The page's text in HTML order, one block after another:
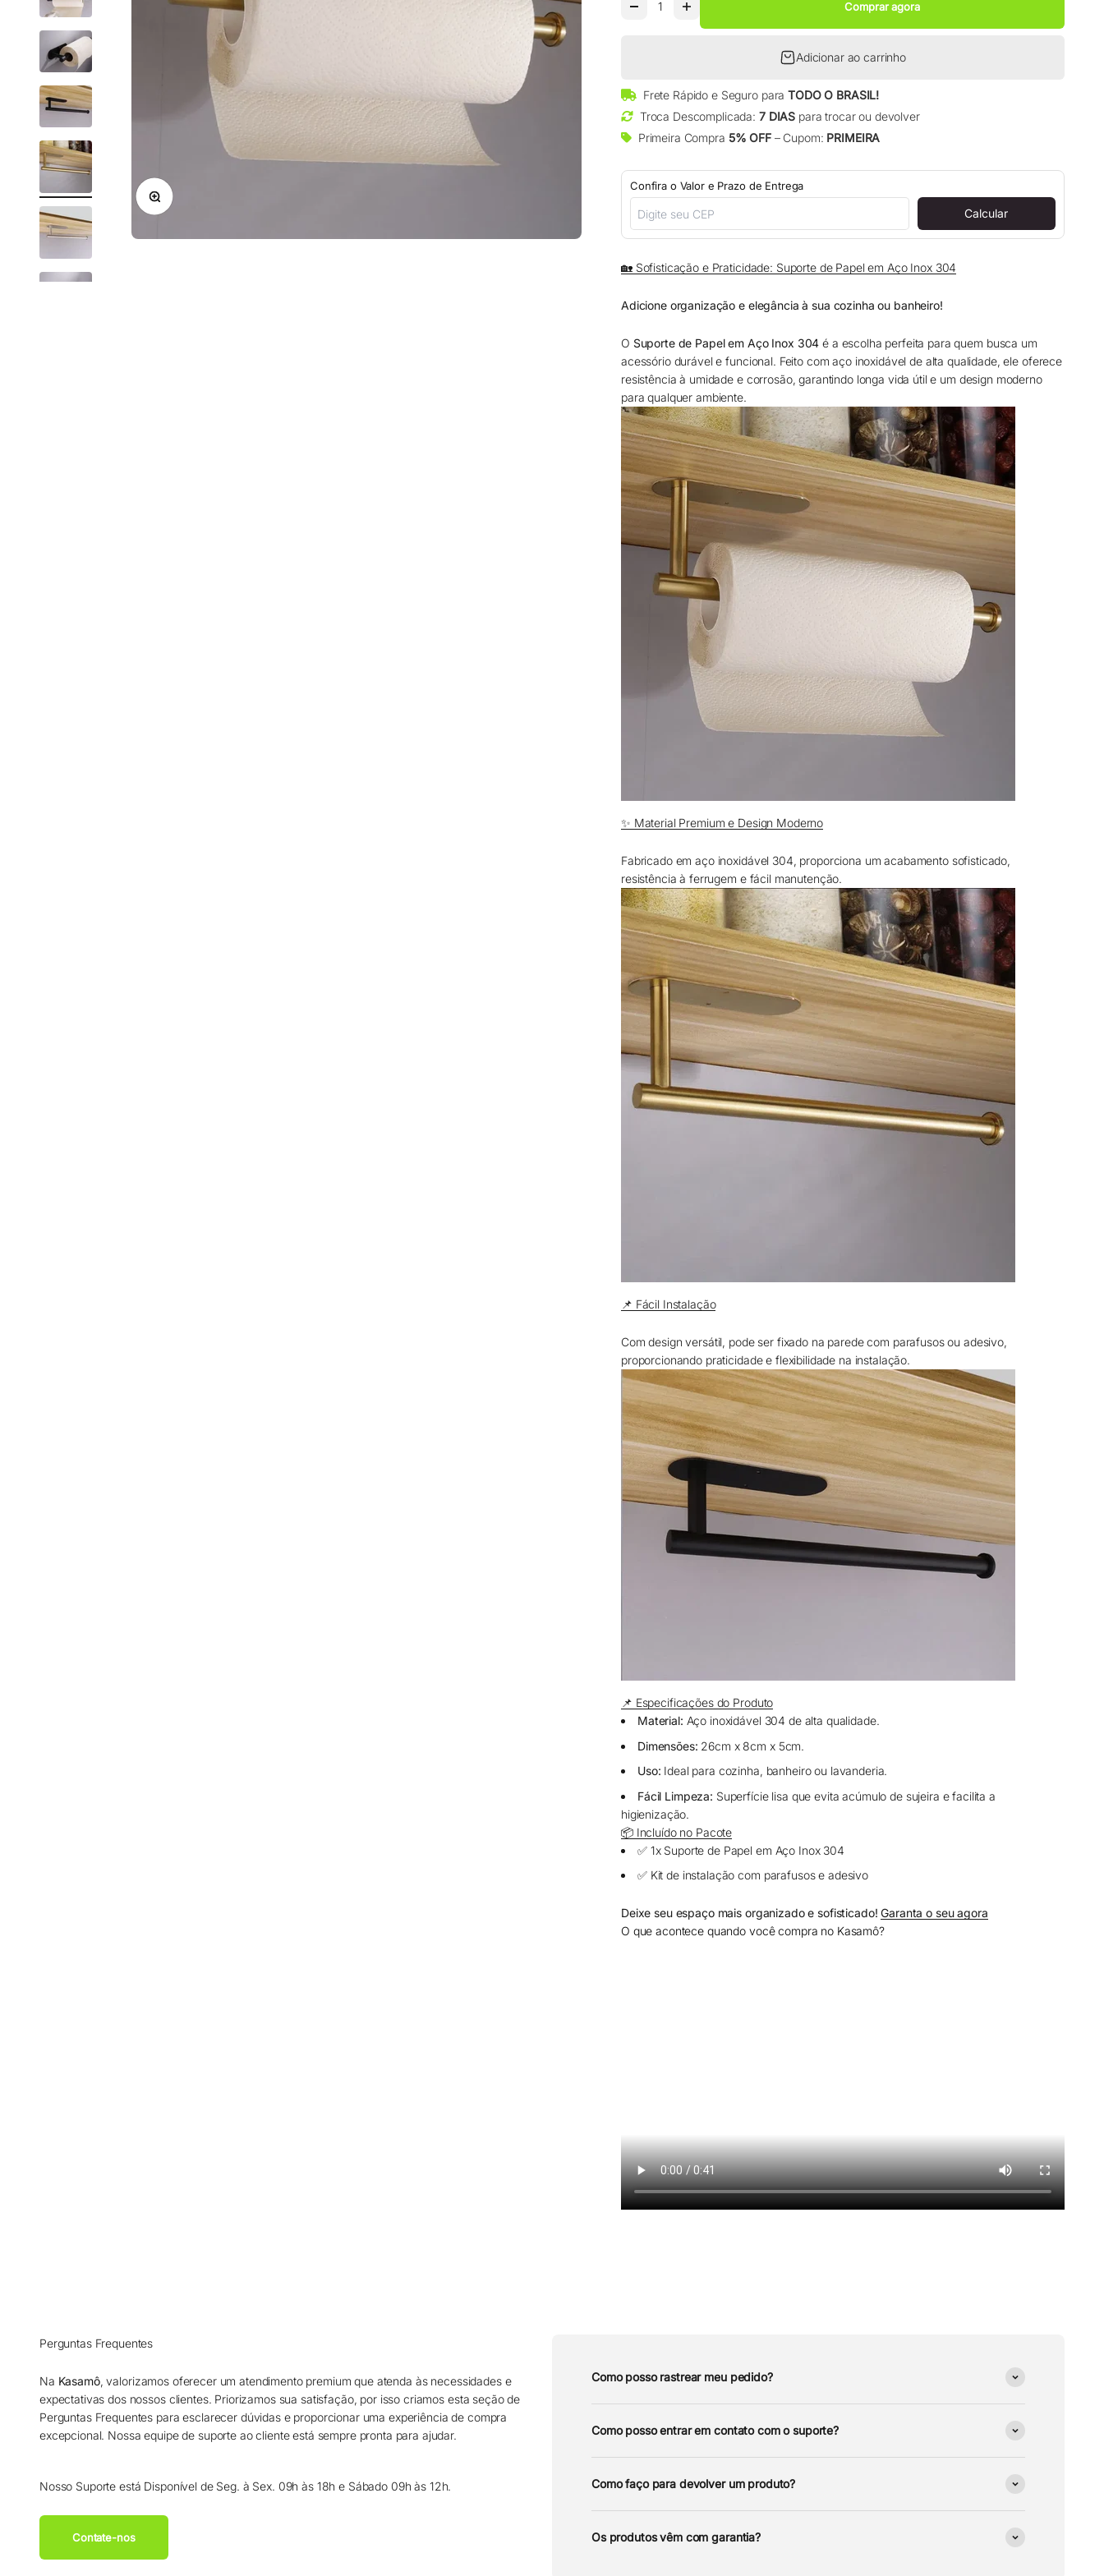
Zoom na imagem
Comprar agora
Adicionar ao carrinho
Frete Rápido e Seguro paraTODO O BRASIL!
Troca Descomplicada: 7 DIAS para trocar ou devolver
Primeira Compra 5% OFF– Cupom: PRIMEIRA
Confira o Valor e Prazo de Entrega
Calcular
🏡 Sofisticação e Praticidade: Suporte de Papel em Aço Inox 304
Adicione organização e elegância à sua cozinha ou banheiro!
O Suporte de Papel em Aço Inox 304 é a escolha perfeita para quem busca um
acessório durável e funcional. Feito com aço inoxidável de alta qualidade, ele oferece
resistência à umidade e corrosão, garantindo longa vida útil e um design moderno
para qualquer ambiente.
✨ Material Premium e Design Moderno
Fabricado em aço inoxidável 304, proporciona um acabamento sofisticado,
resistência à ferrugem e fácil manutenção.
📌 Fácil Instalação
Com design versátil, pode ser fixado na parede com parafusos ou adesivo,
proporcionando praticidade e flexibilidade na instalação.
📌 Especificações do Produto
Material: Aço inoxidável 304 de alta qualidade.
Dimensões: 26cm x 8cm x 5cm.
Uso: Ideal para cozinha, banheiro ou lavanderia.
Fácil Limpeza: Superfície lisa que evita acúmulo de sujeira e facilita a
higienização.
📦 Incluído no Pacote
✅ 1x Suporte de Papel em Aço Inox 304
✅ Kit de instalação com parafusos e adesivo
Deixe seu espaço mais organizado e sofisticado!Garanta o seu agora
O que acontece quando você compra no Kasamô?
Perguntas Frequentes
Na Kasamô, valorizamos oferecer um atendimento premium que atenda às necessidades e
expectativas dos nossos clientes. Priorizamos sua satisfação, por isso criamos esta seção de
Perguntas Frequentes para esclarecer dúvidas e proporcionar uma experiência de compra
excepcional. Nossa equipe de suporte ao cliente está sempre pronta para ajudar.
Nosso Suporte está Disponível de Seg. à Sex. 09h às 18h e Sábado 09h às 12h.
Contate-nos
Como posso rastrear meu pedido?
Como posso entrar em contato com o suporte?
Como faço para devolver um produto?
Os produtos vêm com garantia?